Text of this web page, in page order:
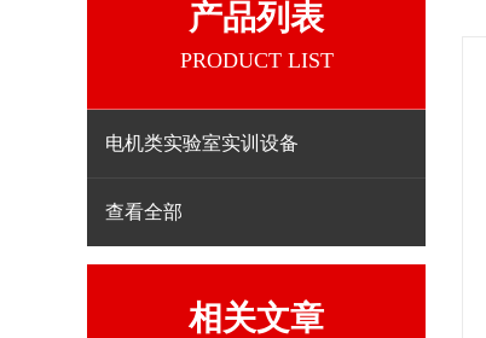
产品列表
PRODUCT LIST
电机类实验室实训设备
查看全部
相关文章